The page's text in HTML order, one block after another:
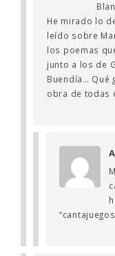
He mirado lo
leído sobre
los poemas
junto a los de
Buendía… Qué
obra de todas